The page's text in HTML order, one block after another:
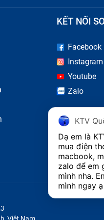
KẾT NỐI
Facebook
Instagram
Youtube
Zalo
KTV
Dạ em là
mua điện
macbook,
zalo để em
mình nha.
mình ngay ạ